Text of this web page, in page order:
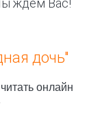
ждём Вас!
дочь"
онлайн